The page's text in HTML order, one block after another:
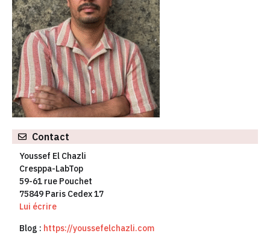
Contact
Youssef El Chazli
Cresppa-LabTop
59-61 rue Pouchet
75849 Paris Cedex 17
Lui écrire
Blog : https://youssefelchazli.com